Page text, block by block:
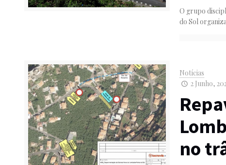
O grupo
do Sol
Notícias
2 Junho,
no